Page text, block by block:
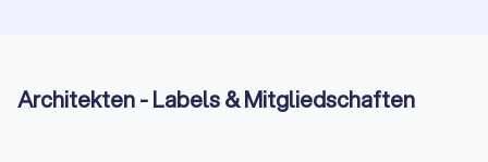
Architekten - Labels & Mitgliedschaften